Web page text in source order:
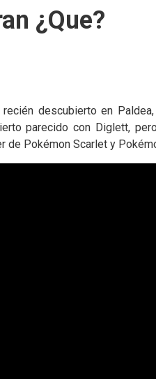
¿Que?
descubierto en
parecido con Diglett,
Pokémon Scarlet y